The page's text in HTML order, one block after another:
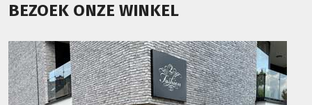
BEZOEK ONZE WINKEL